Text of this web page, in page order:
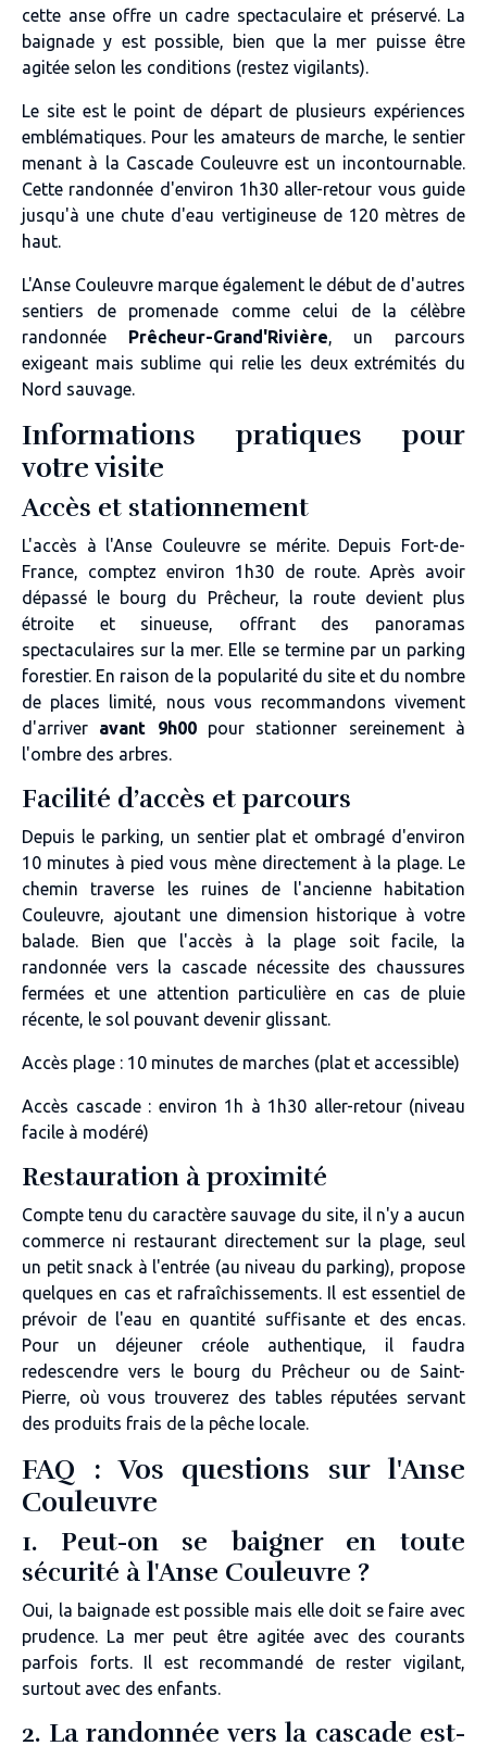
cette anse offre un cadre spectaculaire et préservé. La
baignade y est possible, bien que la mer puisse être
agitée selon les conditions (restez vigilants).
Le site est le point de départ de plusieurs expériences
emblématiques. Pour les amateurs de marche, le sentier
menant à la Cascade Couleuvre est un incontournable.
Cette randonnée d'environ 1h30 aller-retour vous guide
jusqu'à une chute d'eau vertigineuse de 120 mètres de
haut.
L'Anse Couleuvre marque également le début de d'autres
sentiers de promenade comme celui de la célèbre
randonnée Prêcheur-Grand'Rivière, un parcours
exigeant mais sublime qui relie les deux extrémités du
Nord sauvage.
Informations pratiques pour
votre visite
Accès et stationnement
L'accès à l'Anse Couleuvre se mérite. Depuis Fort-de-
France, comptez environ 1h30 de route. Après avoir
dépassé le bourg du Prêcheur, la route devient plus
étroite et sinueuse, offrant des panoramas
spectaculaires sur la mer. Elle se termine par un parking
forestier. En raison de la popularité du site et du nombre
de places limité, nous vous recommandons vivement
d'arriver avant 9h00pour stationner sereinement à
l'ombre des arbres.
Facilité d’accès et parcours
Depuis le parking, un sentier plat et ombragé d'environ
10 minutes à pied vous mène directement à la plage. Le
chemin traverse les ruines de l'ancienne habitation
Couleuvre, ajoutant une dimension historique à votre
balade. Bien que l'accès à la plage soit facile, la
randonnée vers la cascade nécessite des chaussures
fermées et une attention particulière en cas de pluie
récente, le sol pouvant devenir glissant.
Accès plage : 10 minutes de marches (plat et accessible)
Accès cascade : environ 1h à 1h30 aller-retour (niveau
facile à modéré)
Restauration à proximité
Compte tenu du caractère sauvage du site, il n'y a aucun
commerce ni restaurant directement sur la plage, seul
un petit snack à l'entrée (au niveau du parking), propose
quelques en cas et rafraîchissements. Il est essentiel de
prévoir de l'eau en quantité suffisante et des encas.
Pour un déjeuner créole authentique, il faudra
redescendre vers le bourg du Prêcheur ou de Saint-
Pierre, où vous trouverez des tables réputées servant
des produits frais de la pêche locale.
FAQ : Vos questions sur l'Anse
Couleuvre
1. Peut-on se baigner en toute
sécurité à l'Anse Couleuvre ?
Oui, la baignade est possible mais elle doit se faire avec
prudence. La mer peut être agitée avec des courants
parfois forts. Il est recommandé de rester vigilant,
surtout avec des enfants.
2. La randonnée vers la cascade est-